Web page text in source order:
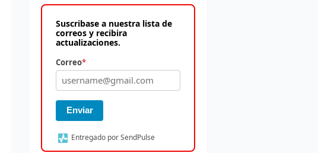
Suscribase a nuestra lista de
correos y recibira
actualizaciones.
Correo*
Enviar
Entregado por SendPulse